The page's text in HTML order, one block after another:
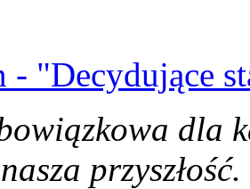
- "Decydujące
dla
przyszłość.